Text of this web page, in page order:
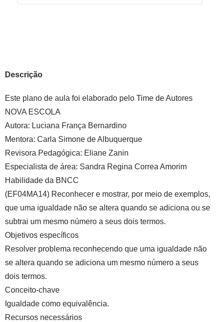
Descrição
Este plano de aula foi elaborado pelo Time de Autores
NOVA ESCOLA
Autora: Luciana França Bernardino
Mentora: Carla Simone de Albuquerque
Revisora Pedagógica: Eliane Zanin
Especialista de área: Sandra Regina Correa Amorim
Habilidade da BNCC
(EF04MA14) Reconhecer e mostrar, por meio de exemplos,
que uma igualdade não se altera quando se adiciona ou se
subtrai um mesmo número a seus dois termos.
Objetivos específicos
Resolver problema reconhecendo que uma igualdade não
se altera quando se adiciona um mesmo número a seus
dois termos.
Conceito-chave
Igualdade como equivalência.
Recursos necessários